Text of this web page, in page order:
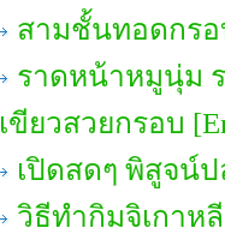
สามชั้นทอดกร
ราดหน้าหมูนุ่ม
เขียวสวยกรอบ
เปิดสดๆ พิสูจน์
วิธีทำกิมจิเกาห